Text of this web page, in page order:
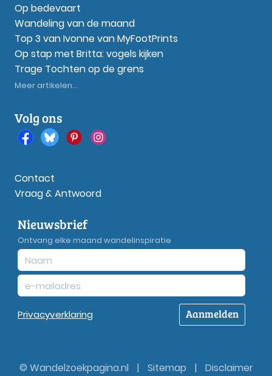
Op bedevaart
Wandeling van de maand
Top 3 van Ivonne van MyFootPrints
Op stap met Britta: vogels kijken
Trage Tochten op de grens
Meer artikelen...
Volg ons
Contact
Vraag & Antwoord
Nieuwsbrief
Ontvang elke maand wandelinspiratie
Privacyverklaring Aanmelden
© Wandelzoekpagina.nl | Sitemap | Disclaimer